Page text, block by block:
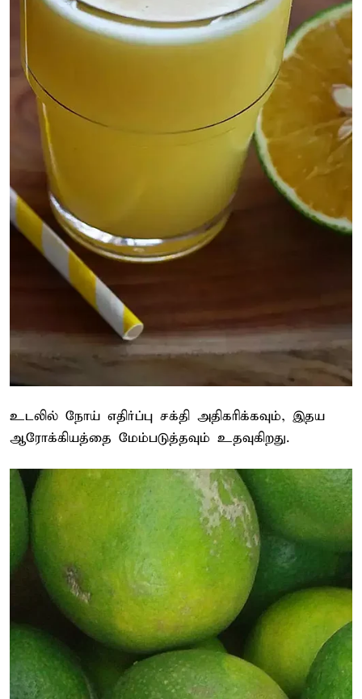
உடலில் நோய் எதிர்ப்பு சக்தி அதிகரிக்கவும், இதய
ஆரோக்கியத்தை மேம்படுத்தவும் உதவுகிறது.